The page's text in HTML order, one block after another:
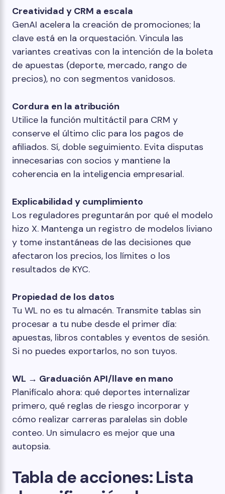
Creatividad y CRM a escala
GenAI acelera la creación de promociones; la
clave está en la orquestación. Vincula las
variantes creativas con la intención de la boleta
de apuestas (deporte, mercado, rango de
precios), no con segmentos vanidosos.
Cordura en la atribución
Utilice la función multitáctil para CRM y
conserve el último clic para los pagos de
afiliados. Sí, doble seguimiento. Evita disputas
innecesarias con socios y mantiene la
coherencia en la inteligencia empresarial.
Explicabilidad y cumplimiento
Los reguladores preguntarán por qué el modelo
hizo X. Mantenga un registro de modelos liviano
y tome instantáneas de las decisiones que
afectaron los precios, los límites o los
resultados de KYC.
Propiedad de los datos
Tu WL no es tu almacén. Transmite tablas sin
procesar a tu nube desde el primer día:
apuestas, libros contables y eventos de sesión.
Si no puedes exportarlos, no son tuyos.
WL → Graduación API/llave en mano
Planifícalo ahora: qué deportes internalizar
primero, qué reglas de riesgo incorporar y
cómo realizar carreras paralelas sin doble
conteo. Un simulacro es mejor que una
autopsia.
Tabla de acciones: Lista